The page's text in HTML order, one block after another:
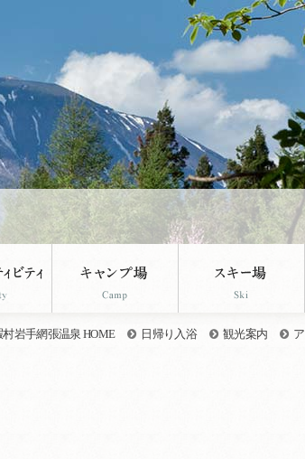
村岩手網張温泉 HOME 日帰り入浴 観光案内